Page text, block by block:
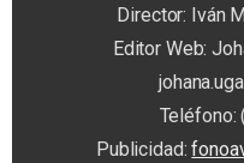
Director: Iván
Editor Web:
Teléfono:
Publicidad: